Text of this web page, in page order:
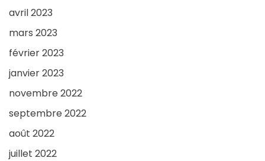
avril 2023
mars 2023
février 2023
janvier 2023
novembre 2022
septembre 2022
août 2022
juillet 2022